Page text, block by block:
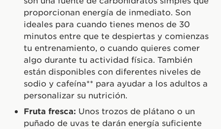
proporcionan energía de inmediato. Son
ideales para cuando tienes menos de 30
minutos entre que te despiertas y comienzas
tu entrenamiento, o cuando quieres comer
algo durante tu actividad física. También
están disponibles con diferentes niveles de
sodio y cafeína** para ayudar a los adultos a
personalizar su nutrición.
Fruta fresca: Unos trozos de plátano o un
puñado de uvas te darán energía suficiente